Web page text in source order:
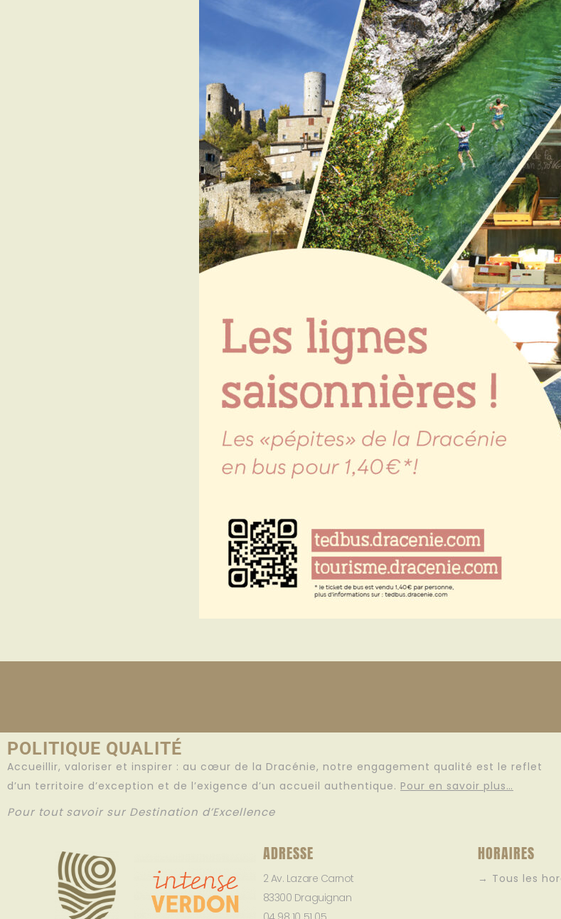
POLITIQUE QUALITÉ
Accueillir, valoriser et inspirer : au cœur de la Dracénie, notre engagement qualité est le reflet
d’un territoire d’exception et de l’exigence d’un accueil authentique. Pour en savoir plus…
Pour tout savoir sur Destination d’Excellence
ADRESSE
2 Av. Lazare Carnot
83300 Draguignan
HORAIRES
→ Tous les